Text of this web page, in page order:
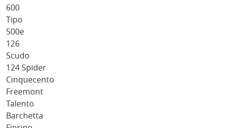
600
Tipo
500e
126
Scudo
124 Spider
Cinquecento
Freemont
Talento
Barchetta